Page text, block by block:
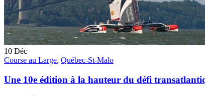
10 Déc
Course au Large, Québec-St-Malo
Une 10e édition à la hauteur du défi